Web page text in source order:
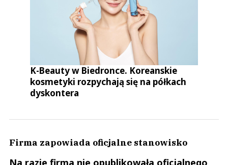
K-Beauty w Biedronce. Koreanskie
kosmetyki rozpychają się na półkach
dyskontera
Firma zapowiada oficjalne stanowisko
Na razie firma nie opublikowała oficjalnego